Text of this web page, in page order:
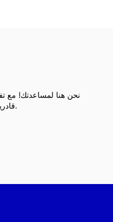
نحن هنا لمساعدتك! مع
قادرين على الرد على استفساراتك.